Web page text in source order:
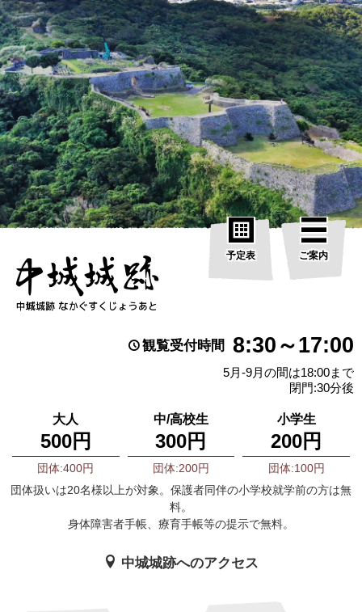
予定表 ご案内
観覧受付時間 8:30～17:00
5月-9月の間は18:00まで
閉門:30分後
大人
500円
団体:400円
中/高校生
300円
団体:200円
小学生
200円
団体:100円
団体扱いは20名様以上が対象。保護者同伴の小学校就学前の方は無
料。
身体障害者手帳、療育手帳等の提示で無料。
中城城跡へのアクセス